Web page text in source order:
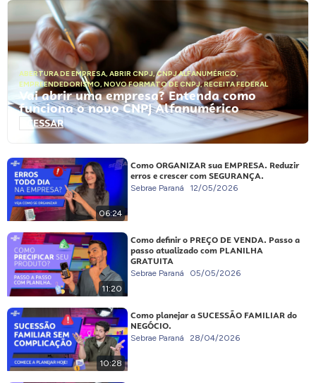
ABERTURA DE EMPRESA, ABRIR CNPJ,CNPJ ALFANUMÉRICO,
EMPREENDEDORISMO, NOVO FORMATO DE CNPJ,RECEITA FEDERAL
Vai abrir uma empresa? Entenda como
funciona o novo CNPJ Alfanumérico
ACESSAR
06:24
Como ORGANIZAR sua EMPRESA. Reduzir
erros e crescer com SEGURANÇA.
Sebrae Paraná 12/05/2026
11:20
Como definir o PREÇO DE VENDA. Passo a
passo atualizado com PLANILHA
GRATUITA
Sebrae Paraná 05/05/2026
10:28
Como planejar a SUCESSÃO FAMILIAR do
NEGÓCIO.
Sebrae Paraná 28/04/2026